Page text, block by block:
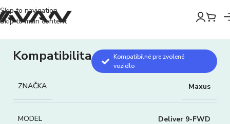
Skip to navigation
Skip to main content
Kompatibilita
Kompatibilné pre zvolené
vozidlo
ZNAČKA Maxus
MODEL Deliver 9-FWD